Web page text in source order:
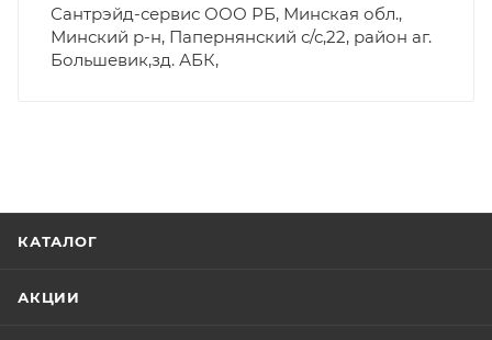
Сантрэйд-сервис ООО РБ, Минская обл.,
Минский р-н, Папернянский с/с,22, район аг.
Большевик,зд. АБК,
КАТАЛОГ
АКЦИИ